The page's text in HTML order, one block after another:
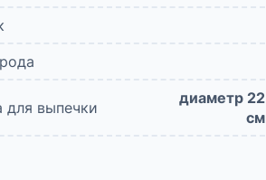
выпечки
диаметр 22
см